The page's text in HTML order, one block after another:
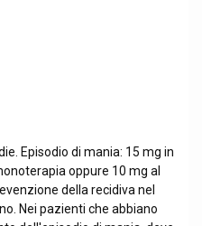
Episodio di mania: 15 mg in
oppure 10 mg al
della recidiva nel
Nei pazienti che abbiano